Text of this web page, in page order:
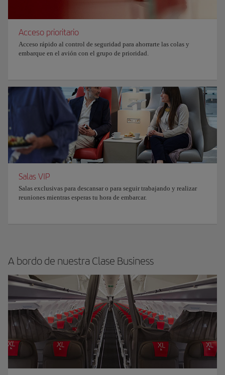
Acceso prioritario
Acceso rápido al control de seguridad para ahorrarte las colas y
embarque en el avión con el grupo de prioridad.
Salas VIP
Salas exclusivas para descansar o para seguir trabajando y realizar
reuniones mientras esperas tu hora de embarcar.
A bordo de nuestra Clase Business